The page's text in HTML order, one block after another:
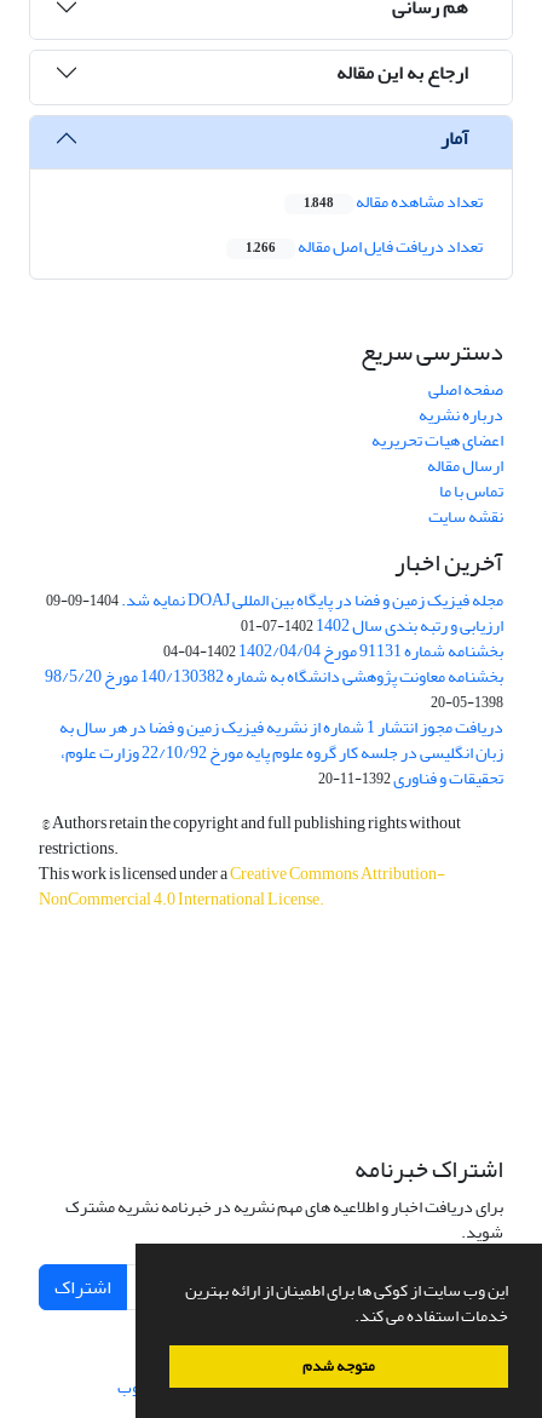
این وب سایت از کوکی ها برای اطمینان از ارائه بهترین
خدمات استفاده می کند.
متوجه شدم
ارجاع به این مقاله
آمار
تعداد مشاهده مقاله 1,848
تعداد دریافت فایل اصل مقاله 1,266
دسترسی سریع
صفحه اصلی
درباره نشریه
اعضای هیات تحریریه
ارسال مقاله
تماس با ما
نقشه سایت
آخرین اخبار
مجله فیزیک زمین و فضا در پایگاه بین المللی DOAJ نمایه شد. 1404-09-09
ارزیابی و رتبه بندی سال 1402 1402-07-01
بخشنامه شماره 91131 مورخ 1402/04/04 1402-04-04
بخشنامه معاونت پژوهشی دانشگاه به شماره 140/130382 مورخ 98/5/20
1398-05-20
دریافت مجوز انتشار 1 شماره از نشریه فیزیک زمین و فضا در هر سال به
زبان انگلیسی در جلسه کار گروه علوم پایه مورخ 22/10/92 وزارت علوم،
تحقیقات و فناوری1392-11-20
© Authors retain the copyright and full publishing rights without
restrictions.
This work is licensed under aCreative Commons Attribution-
NonCommercial 4.0 International License.
اشتراک خبرنامه
برای دریافت اخبار و اطلاعیه های مهم نشریه در خبرنامه نشریه مشترک
شوید.
اشتراک
سامانه مدیریت نشریات علمی.طراحی و پیاده سازی از سیناوب